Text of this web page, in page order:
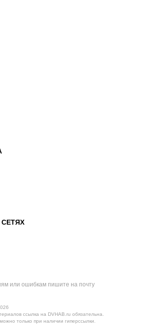
или ошибкам пишите на почту
ссылка на DVHAB.ru обязательна.
только при наличии гиперссылки.